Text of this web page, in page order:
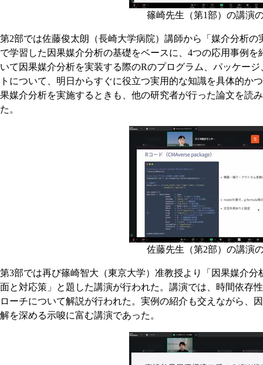
篠崎先生（第1部）の講演
第2部では佐藤俊太朗（長崎大学病院）講師から「媒介分析
で学習した因果媒介分析の基礎をベースに、4つの応用事例
いて因果媒介分析を実装する際のRのプログラム、パッケー
トについて、明日からすぐに役立つ実用的な知識を具体的か
果媒介分析を実施するときも、他の研究者が行った論文を読
た。
佐藤先生（第2部）の講演
第3部では再び篠崎智大（東京大学）准教授より「因果媒介
面と対応策」と題した講演が行われた。講演では、時間依存
ローチについて解説が行われた。実例の紹介も交えながら、
解を深める示唆に富む講演であった。